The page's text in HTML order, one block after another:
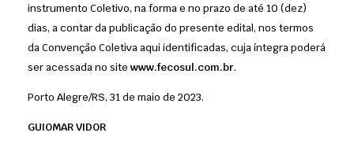
instrumento Coletivo, na forma e no prazo de até 10 (dez)
dias, a contar da publicação do presente edital, nos termos
da Convenção Coletiva aqui identificadas, cuja íntegra poderá
ser acessada no site www.fecosul.com.br.
Porto Alegre/RS, 31 de maio de 2023.
GUIOMAR VIDOR